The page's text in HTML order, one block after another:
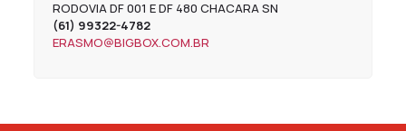
RODOVIA DF 001 E DF 480 CHACARA SN
(61) 99322-4782
ERASMO@BIGBOX.COM.BR